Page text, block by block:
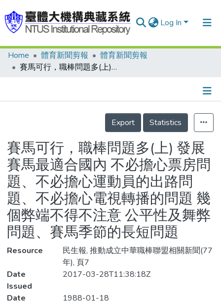
Log In
Communities & Collections
Statistics
Home 體育新聞剪報
體育新聞剪報
賽馬可行，職棒問題多(上) 發展賽馬最適合國內 不必擔心票房問題、不必擔心運動員的出路問題、不必擔心電視轉播的問題 幾個弊端不得不注意 公平性及舞弊問題、賽馬季節的長短問題
Details
Export
Statistics
賽馬可行，職棒問題多(上) 發展
賽馬最適合國內 不必擔心票房問
題、不必擔心運動員的出路問
題、不必擔心電視轉播的問題 幾
個弊端不得不注意 公平性及舞弊
問題、賽馬季節的長短問題
Resource
民生報, 推動成立中華職棒聯盟相關新聞(77
年), 頁7
Date
Issued
2017-03-28T11:38:18Z
Date
1988-01-18